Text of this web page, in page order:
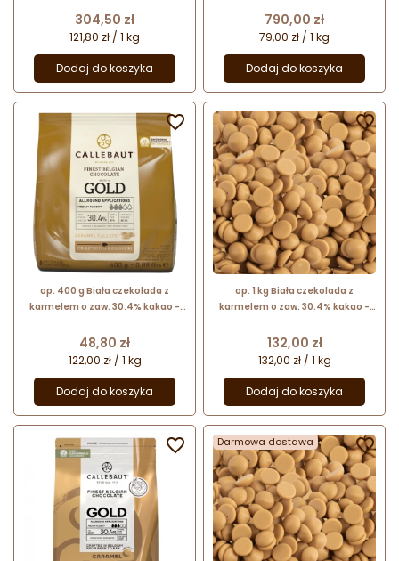
Cena
304,50 zł
121,80 zł / 1 kg
Dodaj do koszyka
Cena
790,00 zł
79,00 zł / 1 kg
Dodaj do koszyka
op. 400 g Biała czekolada z
karmelem o zaw. 30.4% kakao -
R30GOLD-E0-D94
Cena
48,80 zł
122,00 zł / 1 kg
Dodaj do koszyka

op. 1 kg Biała czekolada z
karmelem o zaw. 30.4% kakao -
karmelowa czekolada cukiernicza
Cena
132,00 zł
132,00 zł / 1 kg
Dodaj do koszyka

 Darmowa dostawa 